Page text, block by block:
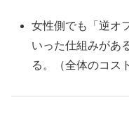
女性側でも「逆オ
いった仕組みがあ
る。（全体のコス